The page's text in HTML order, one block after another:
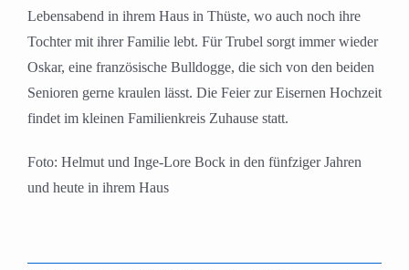
Lebensabend in ihrem Haus in Thüste, wo auch noch ihre
Tochter mit ihrer Familie lebt. Für Trubel sorgt immer wieder
Oskar, eine französische Bulldogge, die sich von den beiden
Senioren gerne kraulen lässt. Die Feier zur Eisernen Hochzeit
findet im kleinen Familienkreis Zuhause statt.
Foto: Helmut und Inge-Lore Bock in den fünfziger Jahren
und heute in ihrem Haus